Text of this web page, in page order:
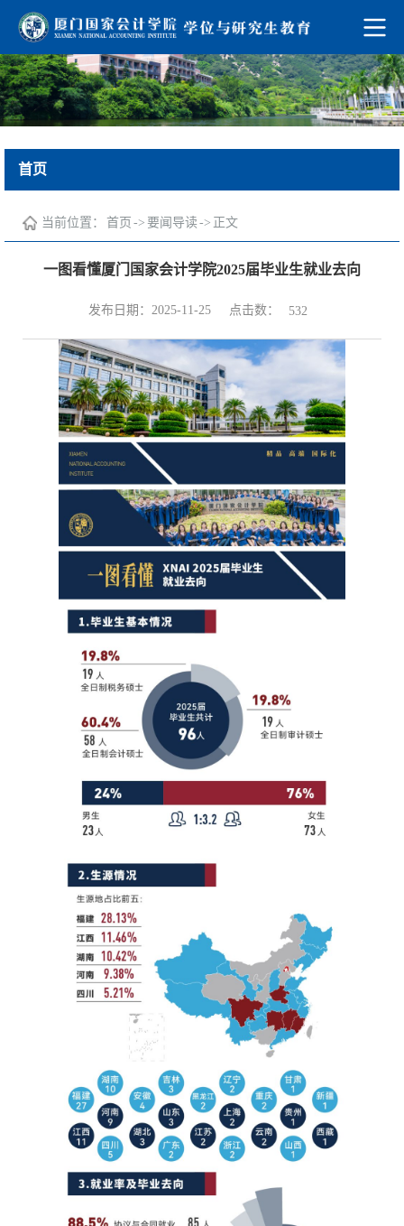
首页
当前位置： 首页 -> 要闻导读-> 正文
一图看懂厦门国家会计学院2025届毕业生就业去向
发布日期：2025-11-25 点击数： 532